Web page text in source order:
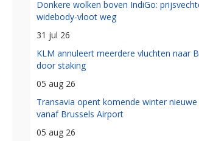
Donkere wolken boven IndiGo:
widebody-vloot weg
31 jul 26
KLM annuleert meerdere vluchten naar
door staking
05 aug 26
Transavia opent komende winter
vanaf Brussels Airport
05 aug 26